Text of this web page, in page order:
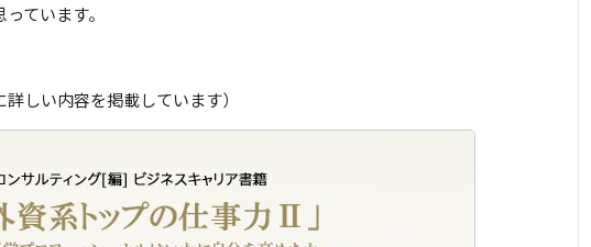
ています。
しい内容を掲載しています）